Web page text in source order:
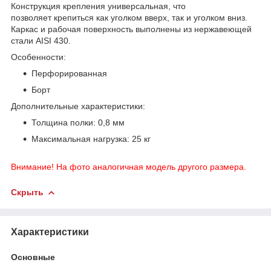
Конструкция крепления универсальная, что
позволяет крепиться как уголком вверх, так и уголком вниз.
Каркас и рабочая поверхность выполнены из нержавеющей
стали AISI 430.
Особенности:
Перфорированная
Борт
Дополнительные характеристики:
Толщина полки: 0,8 мм
Максимальная нагрузка: 25 кг
Внимание! На фото аналогичная модель другого размера.
Скрыть
Характеристики
Основные